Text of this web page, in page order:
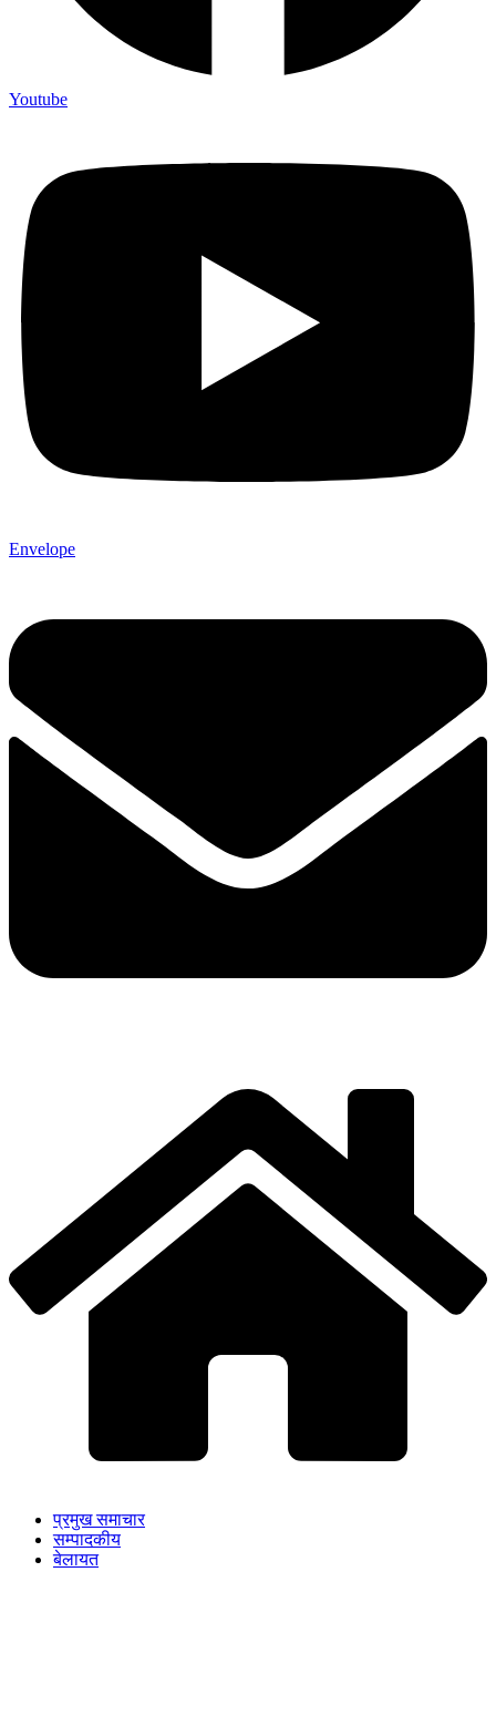
Youtube
Envelope
प्रमुख समाचार
सम्पादकीय
बेलायत